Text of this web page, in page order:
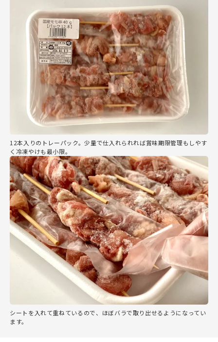
12本入りのトレーパック。少量で仕入れられれば賞味期限管理もしやす
く冷凍やけも最小限。
シートを入れて重ねているので、ほぼバラで取り出せるようになってい
ます。